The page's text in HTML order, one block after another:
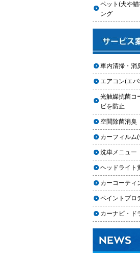
2025.12.04
車のサスペン
車のフロント
場と作業手順
車のドアロッ
手順
【2026年最
「科学」で制
を防ぐ「足軽
論
車内クリーニ
る？DIY清掃
界を徹底解説
車内クリーニ
共通点｜やっ
断ミス
ペット(犬や
ング
車内清掃・消
エアコン(エ
光触媒抗菌コ
ビを防止
空間除菌消臭
カーフィルム
洗車メニュー
ヘッドライト
カーコーティ
ペイントプロ
カーナビ・ド